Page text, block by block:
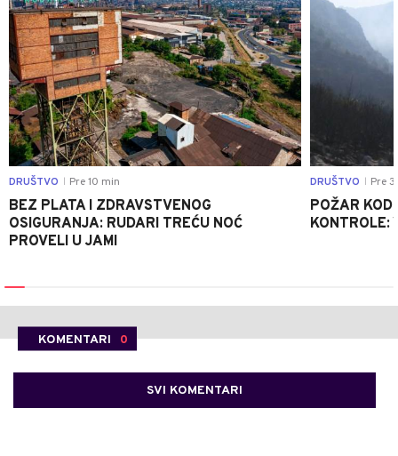
DRUŠTVO Pre 10 min
BEZ PLATA I ZDRAVSTVENOG
OSIGURANJA: RUDARI TREĆU NOĆ
PROVELI U JAMI
DRUŠTVO Pre
POŽAR KOD
KONTROLE:
KOMENTARI 0
SVI KOMENTARI